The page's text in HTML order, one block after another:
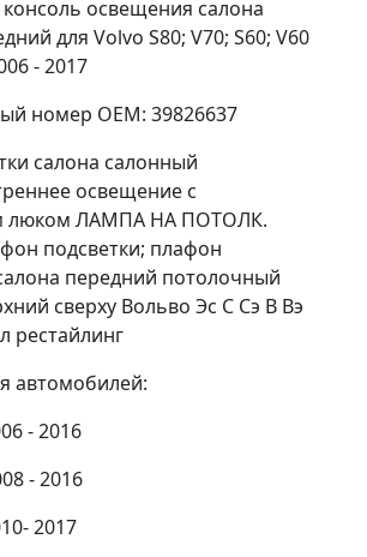
освещения салона
для Volvo S80; V70; S60; V60
- 2017
номер OEM: 39826637
салона салонный
освещение с
люком ЛАМПА НА ПОТОЛК.
подсветки; плафон
передний потолочный
сверху Вольво Эс С Сэ В Вэ
рестайлинг
автомобилей:
- 2016
- 2016
2017